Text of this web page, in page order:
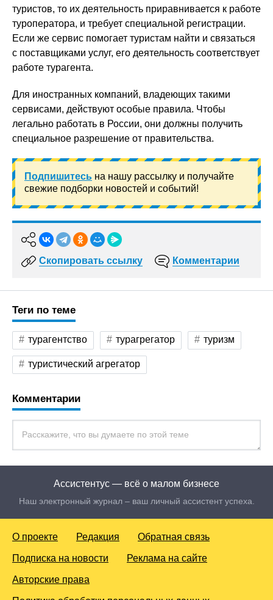
туристов, то их деятельность приравнивается к работе
туроператора, и требует специальной регистрации.
Если же сервис помогает туристам найти и связаться
с поставщиками услуг, его деятельность соответствует
работе турагента.
Для иностранных компаний, владеющих такими
сервисами, действуют особые правила. Чтобы
легально работать в России, они должны получить
специальное разрешение от правительства.
Подпишитесь на нашу рассылку и получайте
свежие подборки новостей и событий!
Скопировать ссылку Комментарии
Теги по теме
турагентство турагрегатор туризм
туристический агрегатор
Комментарии
Ассистентус — всё о малом бизнесе
Наш электронный журнал – ваш личный ассистент успеха.
О проекте Редакция Обратная связь
Подписка на новости Реклама на сайте
Авторские права